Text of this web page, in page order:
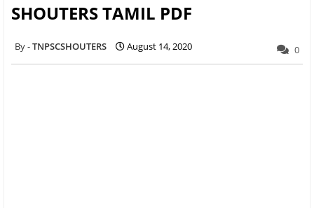
SHOUTERS TAMIL PDF
TNPSCSHOUTERS August 14, 2020 0